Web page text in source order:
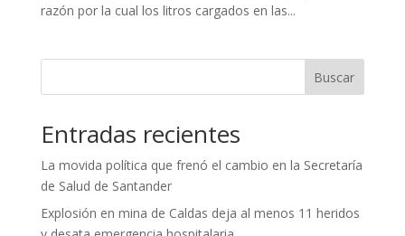
razón por la cual los litros cargados en las...
Buscar
Entradas recientes
La movida política que frenó el cambio en la Secretaría
de Salud de Santander
Explosión en mina de Caldas deja al menos 11 heridos